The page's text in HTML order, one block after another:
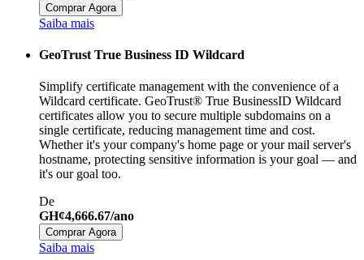
Comprar Agora
Saiba mais
GeoTrust True Business ID Wildcard
Simplify certificate management with the convenience of a
Wildcard certificate. GeoTrust® True BusinessID Wildcard
certificates allow you to secure multiple subdomains on a
single certificate, reducing management time and cost.
Whether it's your company's home page or your mail server's
hostname, protecting sensitive information is your goal — and
it's our goal too.
De
GH¢4,666.67/ano
Comprar Agora
Saiba mais